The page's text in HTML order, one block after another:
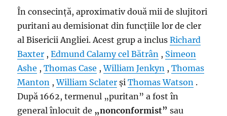
În consecință, aproximativ două mii de slujitori
puritani au demisionat din funcțiile lor de cler
al Bisericii Angliei. Acest grup a inclusRichard
Baxter ,Edmund Calamy cel Bătrân , Simeon
Ashe ,Thomas Case ,William Jenkyn ,Thomas
Manton ,William Sclater șiThomas Watson .
După 1662, termenul „puritan” a fost în
general înlocuit de „nonconformist” sau